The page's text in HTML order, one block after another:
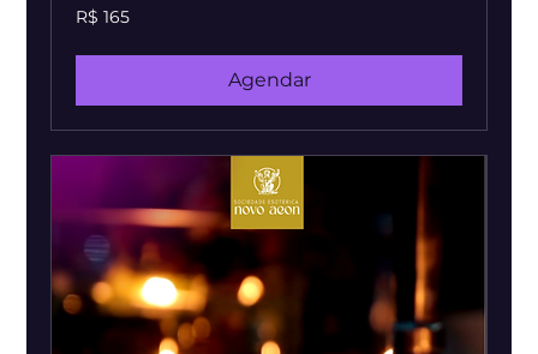
165
Reais
R$ 165
Agendar